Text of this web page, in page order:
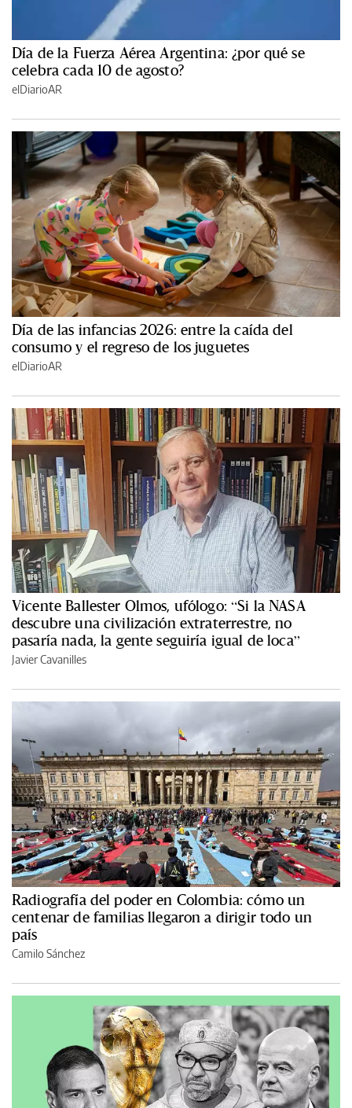
Día de la Fuerza Aérea Argentina: ¿por qué se
celebra cada 10 de agosto?
elDiarioAR
Día de las infancias 2026: entre la caída del
consumo y el regreso de los juguetes
elDiarioAR
Vicente Ballester Olmos, ufólogo: “Si la NASA
descubre una civilización extraterrestre, no
pasaría nada, la gente seguiría igual de loca”
Javier Cavanilles
Radiografía del poder en Colombia: cómo un
centenar de familias llegaron a dirigir todo un
país
Camilo Sánchez